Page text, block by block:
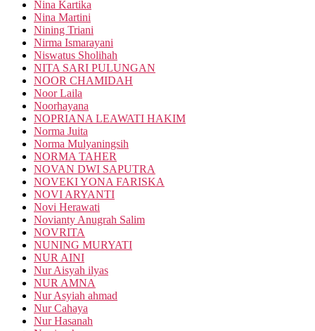
Nina Kartika
Nina Martini
Nining Triani
Nirma Ismarayani
Niswatus Sholihah
NITA SARI PULUNGAN
NOOR CHAMIDAH
Noor Laila
Noorhayana
NOPRIANA LEAWATI HAKIM
Norma Juita
Norma Mulyaningsih
NORMA TAHER
NOVAN DWI SAPUTRA
NOVEKI YONA FARISKA
NOVI ARYANTI
Novi Herawati
Novianty Anugrah Salim
NOVRITA
NUNING MURYATI
NUR AINI
Nur Aisyah ilyas
NUR AMNA
Nur Asyiah ahmad
Nur Cahaya
Nur Hasanah